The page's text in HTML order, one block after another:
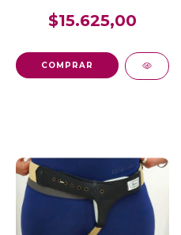
$15.625,00
COMPRAR